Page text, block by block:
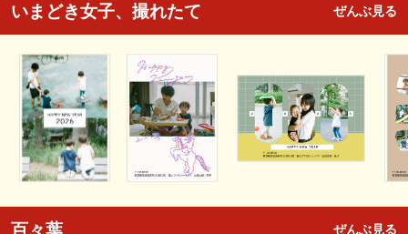
いまどき女子、撮れたて ぜんぶ見る
百々葉 ぜんぶ見る